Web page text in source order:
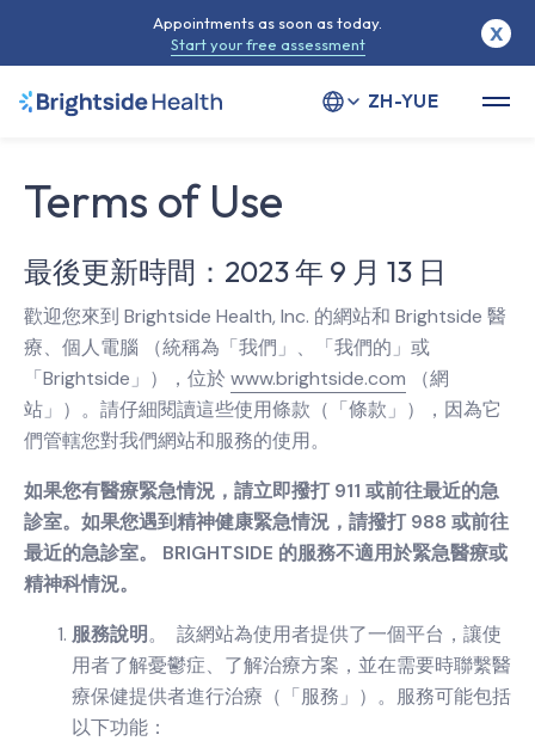
Select your language
Terms of Use
最後更新時間：2023 年 9 月 13 日
歡迎您來到 Brightside Health, Inc. 的網站和 Brightside 醫
療、個人電腦 （統稱為「我們」、「我們的」或
「Brightside」），位於 www.brightside.com （網
站」）。請仔細閱讀這些使用條款（「條款」），因為它
們管轄您對我們網站和服務的使用。
如果您有醫療緊急情況，請立即撥打 911 或前往最近的急
診室。如果您遇到精神健康緊急情況，請撥打 988 或前往
最近的急診室。 BRIGHTSIDE 的服務不適用於緊急醫療或
精神科情況。
服務說明。 該網站為使用者提供了一個平台，讓使
用者了解憂鬱症、了解治療方案，並在需要時聯繫醫
療保健提供者進行治療（「服務」）。服務可能包括
以下功能：
Appointments as soon as today.
Start your free assessment
X